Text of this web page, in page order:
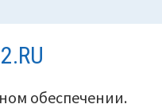
обеспечении.